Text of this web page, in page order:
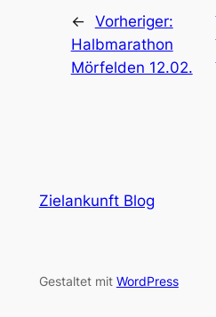
← Vorheriger:
Halbmarathon
Mörfelden 12.02.
Zielankunft Blog
Gestaltet mit WordPress